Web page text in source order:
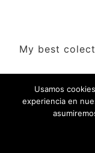
My best
Usamos
experiencia en
Check